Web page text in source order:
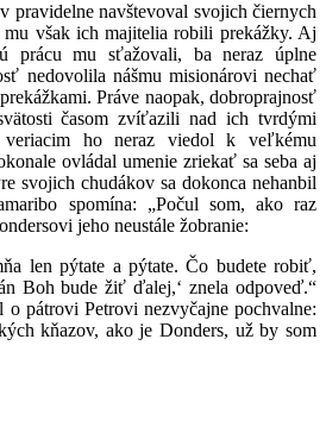
pravidelne navštevoval svojich čiernych
však ich majitelia robili prekážky. Aj
prácu mu sťažovali, ba neraz úplne
nedovolila nášmu misionárovi nechať
Práve naopak, dobroprajnosť
časom zvíťazili nad ich tvrdými
ho neraz viedol k veľkému
ovládal umenie zriekať sa seba aj
svojich chudákov sa dokonca nehanbil
spomína: „Počul som, ako raz
jeho neustále žobranie:
len pýtate a pýtate. Čo budete robiť,
Boh bude žiť ďalej,‘ znela odpoveď.“
pátrovi Petrovi nezvyčajne pochvalne:
kňazov, ako je Donders, už by som